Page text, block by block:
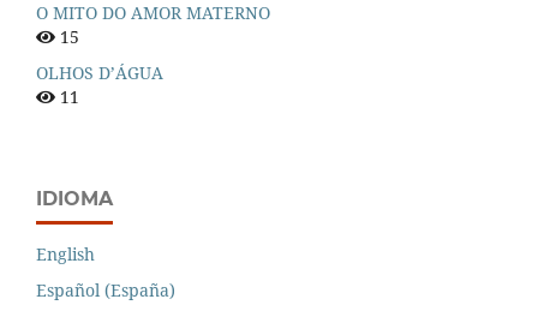
O MITO DO AMOR MATERNO
15
OLHOS D’ÁGUA
11
IDIOMA
English
Español (España)